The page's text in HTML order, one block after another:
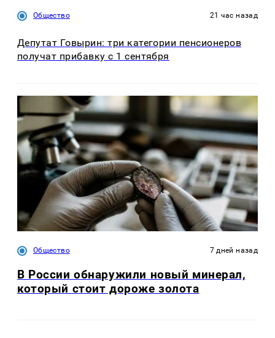
Общество 21 час назад
Депутат Говырин: три категории пенсионеров
получат прибавку с 1 сентября
Общество 7 дней назад
В России обнаружили новый минерал,
который стоит дороже золота